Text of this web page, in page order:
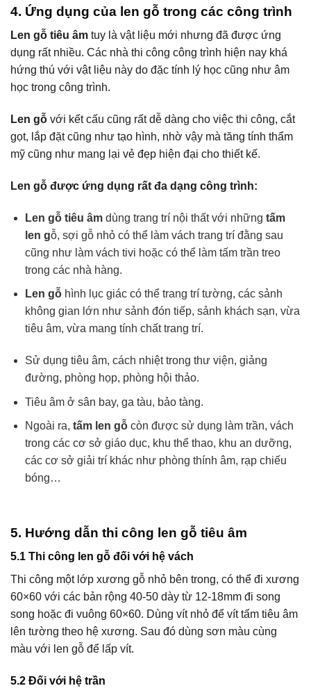
4. Ứng dụng của len gỗ trong các công trình
Len gỗ tiêu âm tuy là vật liệu mới nhưng đã được ứng
dụng rất nhiều. Các nhà thi công công trình hiện nay khá
hứng thú với vật liệu này do đặc tính lý học cũng như âm
học trong công trình.
Len gỗ với kết cấu cũng rất dễ dàng cho việc thi công, cắt
gọt, lắp đặt cũng như tạo hình, nhờ vậy mà tăng tính thẩm
mỹ cũng như mang lại vẻ đẹp hiện đại cho thiết kế.
Len gỗ được ứng dụng rất đa dạng công trình:
Len gỗ tiêu âmdùng trang trí nội thất với những tấm
len gỗ, sợi gỗ nhỏ có thể làm vách trang trí đằng sau
cũng như làm vách tivi hoặc có thể làm tấm trần treo
trong các nhà hàng.
Len gỗhình lục giác có thể trang trí tường, các sảnh
không gian lớn như sảnh đón tiếp, sảnh khách sạn, vừa
tiêu âm, vừa mang tính chất trang trí.
Sử dụng tiêu âm, cách nhiệt trong thư viện, giảng
đường, phòng họp, phòng hội thảo.
Tiêu âm ở sân bay, ga tàu, bảo tàng.
Ngoài ra, tấm len gỗcòn được sử dụng làm trần, vách
trong các cơ sở giáo dục, khu thể thao, khu an dưỡng,
các cơ sở giải trí khác như phòng thính âm, rạp chiếu
bóng…
5. Hướng dẫn thi công len gỗ tiêu âm
5.1 Thi công len gỗ đối với hệ vách
Thi công một lớp xương gỗ nhỏ bên trong, có thể đi xương
60×60 với các bản rộng 40-50 dày từ 12-18mm đi song
song hoặc đi vuông 60×60. Dùng vít nhỏ để vít tấm tiêu âm
lên tường theo hệ xương. Sau đó dùng sơn màu cùng
màu với len gỗ để lấp vít.
5.2 Đối với hệ trần